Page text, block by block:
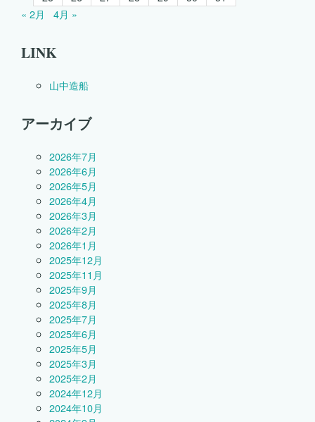
« 2月
4月 »
LINK
山中造船
アーカイブ
2026年7月
2026年6月
2026年5月
2026年4月
2026年3月
2026年2月
2026年1月
2025年12月
2025年11月
2025年9月
2025年8月
2025年7月
2025年6月
2025年5月
2025年3月
2025年2月
2024年12月
2024年10月